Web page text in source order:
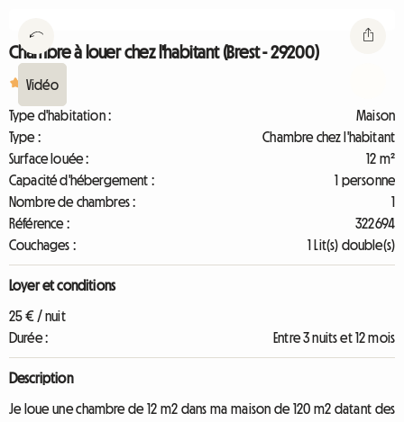
Chambre à louer chez l'habitant (Brest - 29200)
52
Type d'habitation :
Maison
Type :
Chambre chez l'habitant
Surface louée :
12 m²
Capacité d'hébergement :
1 personne
Nombre de chambres :
1
Référence :
322694
Couchages :
1 Lit(s) double(s)
Loyer et conditions
25 € / nuit
Durée :
Entre 3 nuits et 12 mois
Description
Je loue une chambre de 12 m2 dans ma maison de 120 m2 datant des